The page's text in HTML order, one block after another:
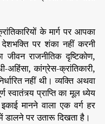
के मार्ग पर आपका
पर शंका नहीं करनी
राजनीतिक दृष्टिकोण,
अहिंसा, कांग्रेस-क्रांतिकारी,
नहीं थी। व्यक्ति अथवा
स्वातंत्र्य प्राप्ति का मूल ध्येय
मानने वाला एक वर्ग हर
पर उतारू दिखता है।